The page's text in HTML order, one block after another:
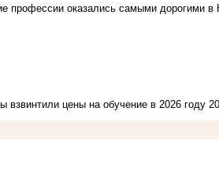
профессии оказались самыми дорогими в
взвинтили цены на обучение в 2026 году